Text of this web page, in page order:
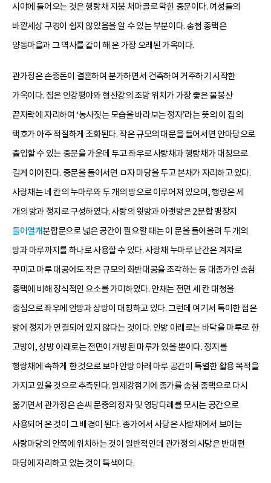
시야에 들어오는 것은 행랑채 지붕 처마골로 막힌 중문이다. 여성들의
바깥세상 구경이 쉽지 않았음을 알 수 있는 부분이다. 송첨 종택은
양동마을과 그 역사를 같이 해 온 가장 오래된 가옥이다.
관가정은 손중돈이 결혼하여 분가하면서 건축하여 거주하기 시작한
가옥이다. 집은 안강평야와 형산강의 조망 위치가 가장 좋은 물봉산
끝자락에 자리하여 ‘농사짓는 모습을 바라보는 정자’라는 뜻의 이 집의
택호가 아주 적절하게 조화된다. 작은 규모의 대문을 들어서면 안마당으로
출입할 수 있는 중문을 가운데 두고 좌우로 사랑채과 행랑채가 대칭으로
길게 이어진다. 중문을 들어서면 ㅁ자 마당을 두고 본채가 자리하고 있다.
사랑채는 네 칸의 누마루와 두 개의 방으로 이루어져 있으며, 행랑은 세
개의 방과 정지로 구성하였다. 사랑의 윗방과 아랫방은 2분합 맹장지
들어열개분합문으로 넓은 공간이 필요할 때는 이 문을 들어올려 두 개의
방과 마루까지를 하나로 사용할 수 있다. 사랑채 누마루 난간은 계자로
꾸미고 마루 대공에도 작은 규모의 화반대공을 조각하는 등 대종가인 송첨
종택에 비해 장식적인 요소를 가미하였다. 안채는 전면 세 칸 대청을
중심으로 좌우에 안방과 상방이 대칭하고 있다. 그런데 여기서 특이한 점은
방에 정지가 연결되어 있지 않다는 것이다. 안방 아래로는 바닥을 마루로 한
고방이, 상방 아래로는 전면이 개방된 마루가 있을 뿐이다. 정지를
행랑채에 속하게 한 것으로 보아 안방 아래 마루 공간이 특별한 활용 목적을
가지고 있을 것으로 추측된다. 일제강점기에 종가를 송첨 종택으로 다시
옮기면서 관가정은 손씨 문중의 정자 및 영당다례를 모시는 공간으로
사용되어 온 것이 그 배경이 된다. 종가에서 사당은 사랑채에서 보이는
사랑마당의 안쪽에 위치하는 것이 일반적인데 관가정의 사당은 반대편
마당에 자리하고 있는 것이 특색이다.